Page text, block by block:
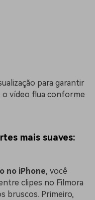
para garantir
o vídeo flua conforme
mais suaves:
no iPhone, você
clipes no Filmora
bruscos. Primeiro,